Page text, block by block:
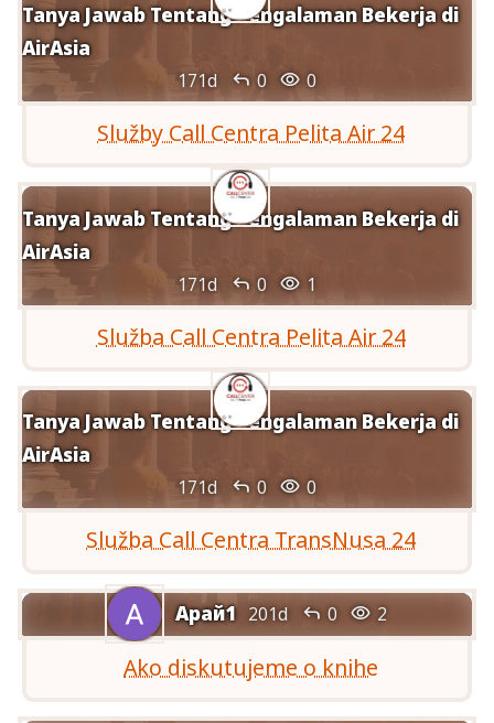
Tanya Jawab Tentang Pengalaman Bekerja di
AirAsia
171d  0  0
Služby Call Centra Pelita Air 24
Tanya Jawab Tentang Pengalaman Bekerja di
AirAsia
171d  0  1
Služba Call Centra Pelita Air 24
Tanya Jawab Tentang Pengalaman Bekerja di
AirAsia
171d  0  0
Služba Call Centra TransNusa 24
Арай1 201d  0  2
Ako diskutujeme o knihe